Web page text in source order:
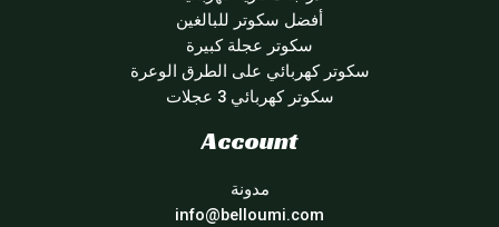
أفضل سكوتر للبالغين
سكوتر عجلة كبيرة
سكوتر كهربائي على الطرق الوعرة
سكوتر كهربائي 3 عجلات
Account
مدونة
info@belloumi.com